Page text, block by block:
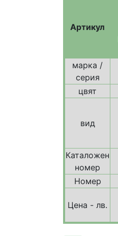
Артикул
марка /
серия
цвят
вид
Каталожен
номер
Номер
Цена - лв.